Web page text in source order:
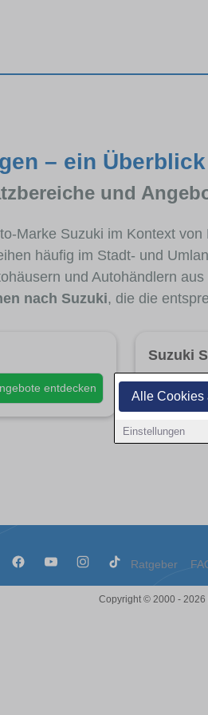
Alle Cookies
Einstellungen
– ein Überblick
und
Marke Suzuki im Kontext
häufig im Stadt- und
und Autohändlern
nach Suzuki, die die
entdecken
Suzuki
Ratgeber
Copyright © 2000 - 2026